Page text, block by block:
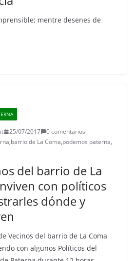
mentre desenes de
25/07/2017
0 comentarios
,barrio de La Coma,podemos paterna,
del barrio de La
con políticos
dónde y
Vecinos del barrio de La Coma
con algunos Políticos del